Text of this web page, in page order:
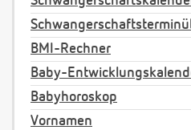
BMI-Rechner
Baby-
Babyhoroskop
Vornamen